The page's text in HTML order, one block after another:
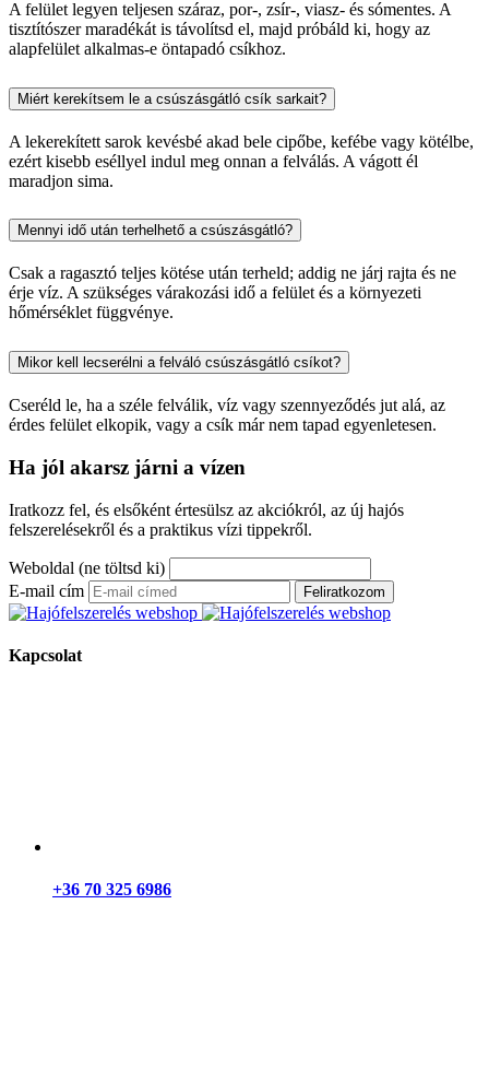
A felület legyen teljesen száraz, por-, zsír-, viasz- és sómentes. A
tisztítószer maradékát is távolítsd el, majd próbáld ki, hogy az
alapfelület alkalmas-e öntapadó csíkhoz.
Miért kerekítsem le a csúszásgátló csík sarkait?
A lekerekített sarok kevésbé akad bele cipőbe, kefébe vagy kötélbe,
ezért kisebb eséllyel indul meg onnan a felválás. A vágott él
maradjon sima.
Mennyi idő után terhelhető a csúszásgátló?
Csak a ragasztó teljes kötése után terheld; addig ne járj rajta és ne
érje víz. A szükséges várakozási idő a felület és a környezeti
hőmérséklet függvénye.
Mikor kell lecserélni a felváló csúszásgátló csíkot?
Cseréld le, ha a széle felválik, víz vagy szennyeződés jut alá, az
érdes felület elkopik, vagy a csík már nem tapad egyenletesen.
Ha jól akarsz járni a vízen
Iratkozz fel, és elsőként értesülsz az akciókról, az új hajós
felszerelésekről és a praktikus vízi tippekről.
Weboldal (ne töltsd ki)
E-mail cím
Feliratkozom
Kapcsolat
+36 70 325 6986